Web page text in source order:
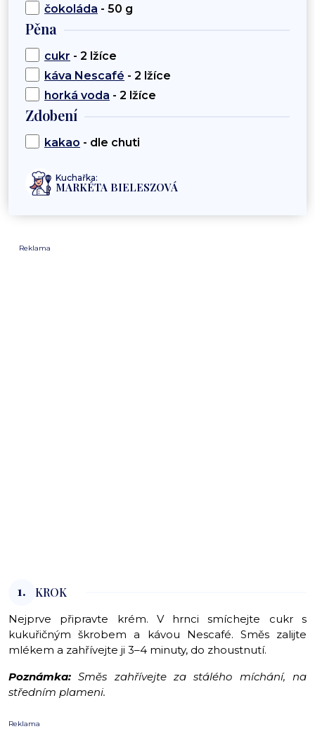
čokoláda - 50 g
Pěna
cukr - 2 lžíce
káva Nescafé - 2 lžíce
horká voda - 2 lžíce
Zdobení
kakao - dle chuti
Kuchařka:
MARKÉTA BIELESZOVÁ
Reklama
1. KROK
Nejprve připravte krém. V hrnci smíchejte cukr s
kukuřičným škrobem a kávou Nescafé. Směs zalijte
mlékem a zahřívejte ji 3–4 minuty, do zhoustnutí.
Poznámka:Směs zahřívejte za stálého míchání, na
středním plameni.
Reklama